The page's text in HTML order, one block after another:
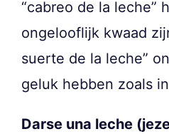
“cabreo de la leche”
ongelooflijk kwaad
suerte de la leche”
geluk hebben zoals
Darse una leche